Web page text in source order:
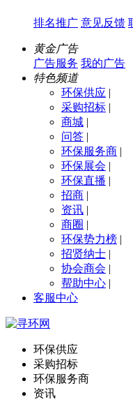
排名推广 意见反馈
黄金广告
广告服务 我的广告
特色频道
环保供应 |
采购招标 |
商城 |
问答 |
环保服务商 |
环保展会 |
环保直播 |
招商 |
资讯 |
商圈 |
环保势力榜 |
招贤纳士 |
协会商会 |
帮助中心 |
客服中心
环保供应
采购招标
环保服务商
资讯